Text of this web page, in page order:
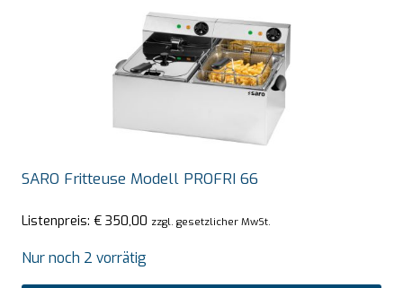
SARO Fritteuse Modell PROFRI 66
Listenpreis: € 350,00 zzgl. gesetzlicher MwSt.
Nur noch 2 vorrätig